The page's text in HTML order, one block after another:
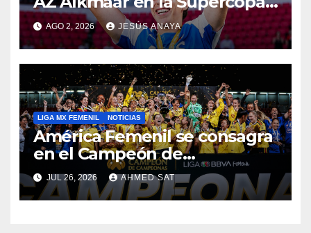
de Países Bajos
AGO 2, 2026 JESÚS ANAYA
LIGA MX FEMENIL NOTICIAS
América Femenil se consagra
en el Campeón de
Campeonas
JUL 26, 2026 AHMED SAT